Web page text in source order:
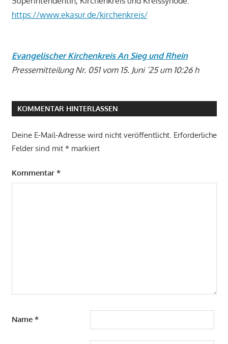
https://www.ekasur.de/kirchenkreis/
Evangelischer Kirchenkreis An Sieg und Rhein
Pressemitteilung Nr. 051 vom 15. Juni ’25 um 10:26 h
KOMMENTAR HINTERLASSEN
Deine E-Mail-Adresse wird nicht veröffentlicht. Erforderliche
Felder sind mit *markiert
Kommentar *
Name *